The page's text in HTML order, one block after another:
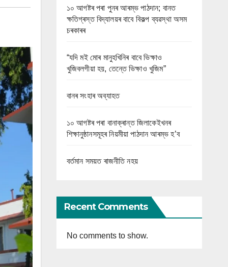
১০ আগষ্টৰ পৰা পুনৰ আৰম্ভ পাঠদান; বানত
ক্ষতিগ্ৰস্ত বিদ্যালয়ৰ বাবে বিকল্প ব্যৱস্থা অসম
চৰকাৰৰ
“যদি মই মোৰ মানুহখিনিৰ বাবে ভিক্ষাও
খুজিবলগীয়া হয়, তেন্তে ভিক্ষাও খুজিম”
বানৰ সংহাৰ অব্যাহত
১০ আগষ্টৰ পৰা বানাক্ৰান্ত জিলাকেইখনৰ
শিক্ষানুষ্ঠানসমূহৰ নিয়মীয়া পাঠদান আৰম্ভ হ’ব
বৰ্তমান সময়ত ৰাজনীতি নহয়
Recent Comments
No comments to show.